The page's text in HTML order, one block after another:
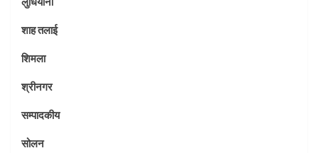
शाह तलाई
शिमला
श्रीनगर
सम्पादकीय
सोलन